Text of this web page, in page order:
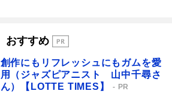
おすすめ
創作にもリフレッシュにもガムを愛
用（ジャズピアニスト 山中千尋さ
ん）【LOTTE TIMES】
PR